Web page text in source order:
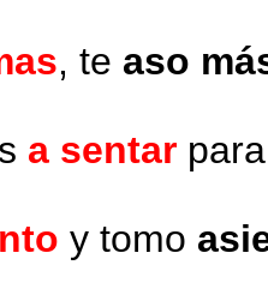
, te aso
a sentar
y tomo